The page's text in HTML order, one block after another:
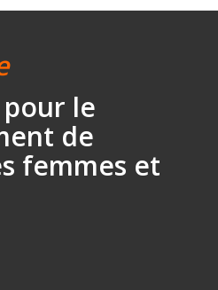
pour le
de
femmes et